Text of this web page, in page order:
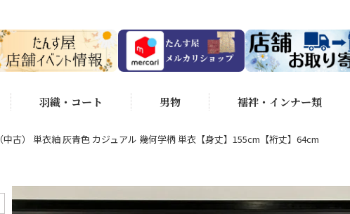
羽織・コート 男物 襦袢・インナー類
（中古） 単衣紬 灰青色 カジュアル 幾何学柄 単衣【身丈】155cm【裄丈】64cm